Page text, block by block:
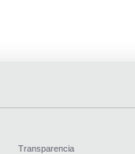
Transparencia